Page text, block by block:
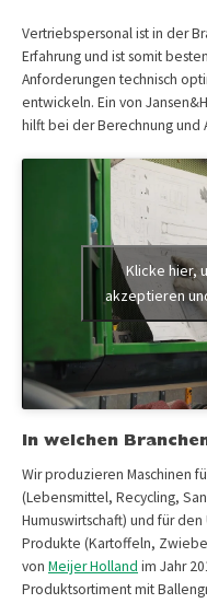
Vertriebspersonal ist in der
Erfahrung und ist somit
Anforderungen technisch
entwickeln. Ein von
hilft bei der Berechnung und
Klicke hier,
akzeptieren
In welchen
Wir produzieren Maschinen
(Lebensmittel, Recycling,
Humuswirtschaft) und für
Produkte (Kartoffeln,
von Meijer Holland im Jahr
Produktsortiment mit